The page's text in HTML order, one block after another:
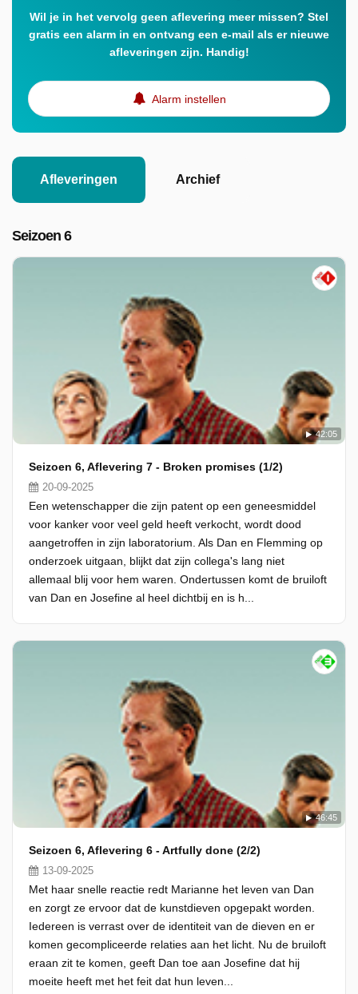
Wil je in het vervolg geen aflevering meer missen? Stel
gratis een alarm in en ontvang een e-mail als er nieuwe
afleveringen zijn. Handig!
Alarm instellen
Afleveringen Archief
Seizoen 6
42:05
Seizoen 6, Aflevering 7 - Broken promises (1/2)
20-09-2025
Een wetenschapper die zijn patent op een geneesmiddel
voor kanker voor veel geld heeft verkocht, wordt dood
aangetroffen in zijn laboratorium. Als Dan en Flemming op
onderzoek uitgaan, blijkt dat zijn collega's lang niet
allemaal blij voor hem waren. Ondertussen komt de bruiloft
van Dan en Josefine al heel dichtbij en is h...
46:45
Seizoen 6, Aflevering 6 - Artfully done (2/2)
13-09-2025
Met haar snelle reactie redt Marianne het leven van Dan
en zorgt ze ervoor dat de kunstdieven opgepakt worden.
Iedereen is verrast over de identiteit van de dieven en er
komen gecompliceerde relaties aan het licht. Nu de bruiloft
eraan zit te komen, geeft Dan toe aan Josefine dat hij
moeite heeft met het feit dat hun leven...